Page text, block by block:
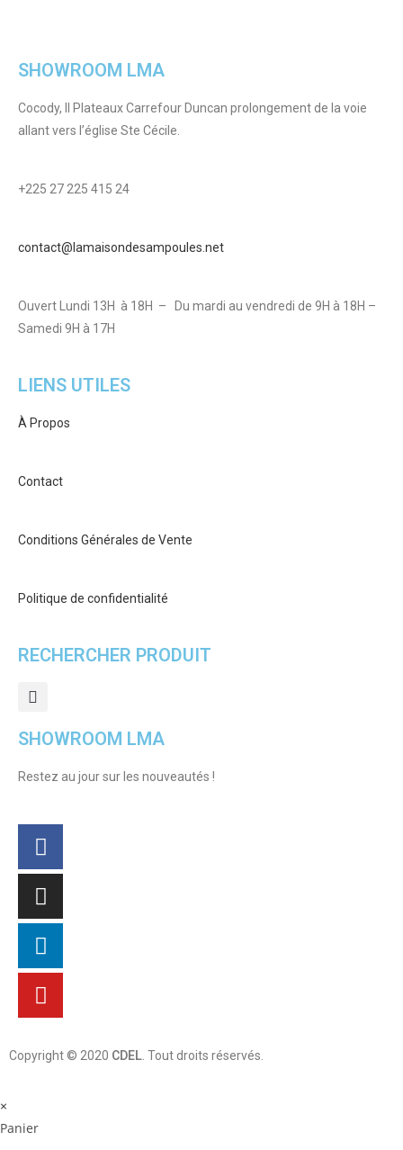
SHOWROOM LMA
Cocody, II Plateaux Carrefour Duncan prolongement de la voie
allant vers l’église Ste Cécile.
+225 27 225 415 24
contact@lamaisondesampoules.net
Ouvert Lundi 13H à 18H – Du mardi au vendredi de 9H à 18H –
Samedi 9H à 17H
LIENS UTILES
À Propos
Contact
Conditions Générales de Vente
Politique de confidentialité
RECHERCHER PRODUIT
SHOWROOM LMA
Restez au jour sur les nouveautés !
Copyright © 2020 CDEL. Tout droits réservés.
×
Panier